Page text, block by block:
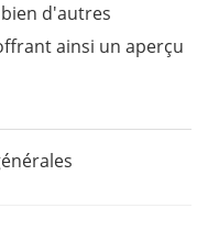
d'autres
ainsi un aperçu